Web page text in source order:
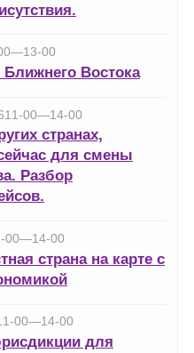
00
Ближнего Востока
11-00—14-00
странах,
для смены
Разбор
00—14-00
страна на карте с
00—14-00
для